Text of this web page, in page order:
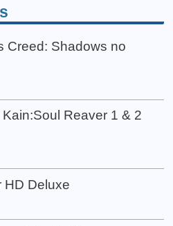
Creed: Shadows no
Reaver 1 & 2
HD Deluxe